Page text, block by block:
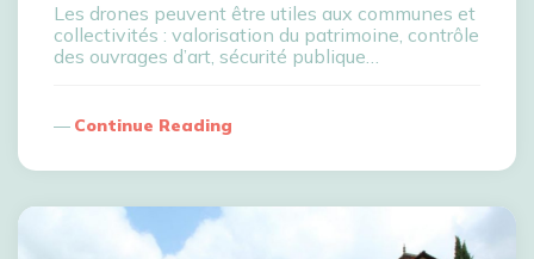
Les drones peuvent être utiles aux communes et
collectivités : valorisation du patrimoine, contrôle
des ouvrages d’art, sécurité publique…
Continue Reading